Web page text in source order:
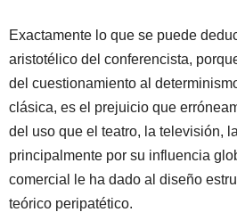
Exactamente lo que se puede
aristotélico del conferencista,
del cuestionamiento al
clásica, es el prejuicio que
del uso que el teatro, la televisión,
principalmente por su influencia
comercial le ha dado al diseño
teórico peripatético.